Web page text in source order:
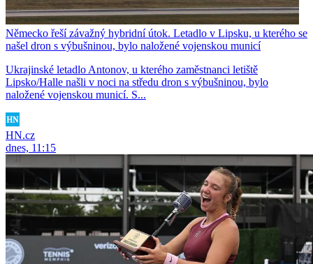
Německo řeší závažný hybridní útok. Letadlo v Lipsku, u kterého se
našel dron s výbušninou, bylo naložené vojenskou municí
Ukrajinské letadlo Antonov, u kterého zaměstnanci letiště
Lipsko/Halle našli v noci na středu dron s výbušninou, bylo
naložené vojenskou municí. S...
HN.cz
dnes, 11:15